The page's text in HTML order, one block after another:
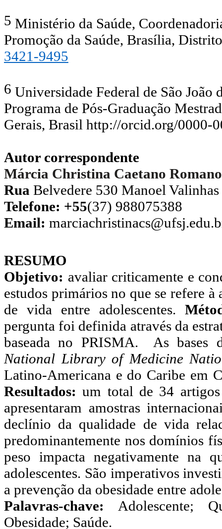
5 Ministério da Saúde,
Promoção da Saúde, Brasília,
3421-9495
6 Universidade Federal de São
Programa de Pós-Graduação
Gerais, Brasil http://orcid.org/0000-
Autor correspondente
Márcia Christina Caetano Romano
Rua Belvedere 530 Manoel
Telefone: +55(37) 988075388
Email:
RESUMO
Objetivo: avaliar criticamente e
estudos primários no que se refere à
de vida entre adolescentes.
pergunta foi definida através da
baseada no PRISMA. As bases
National Library of Medicine
Latino-Americana e do Caribe em
Resultados: um total de 34 artigos
apresentaram amostras
declínio da qualidade de vida
predominantemente nos domínios
peso impacta negativamente na
adolescentes. São imperativos
a prevenção da obesidade entre
Palavras-chave: Adolescente;
Obesidade; Saúde.